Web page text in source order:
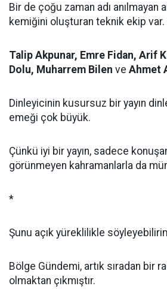
Bir de çoğu zaman adı anılmayan
kemiğini oluşturan teknik ekip var.
Talip Akpunar, Emre Fidan, Arif
Dolu, Muharrem Bilen ve Ahmet
Dinleyicinin kusursuz bir yayın
emeği çok büyük.
Çünkü iyi bir yayın, sadece
görünmeyen kahramanlarla da
*
Şunu açık yüreklilikle
Bölge Gündemi, artık sıradan bir
olmaktan çıkmıştır.